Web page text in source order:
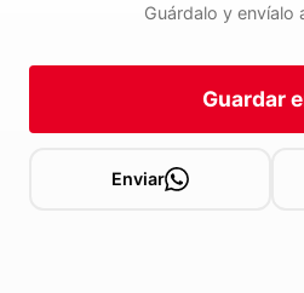
Guárdalo y envíalo
Guardar
Enviar